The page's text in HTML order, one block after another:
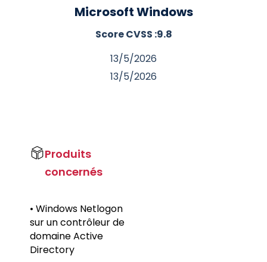
Microsoft Windows
Score CVSS :9.8
13/5/2026
13/5/2026
Produits
concernés
• Windows Netlogon
sur un contrôleur de
domaine Active
Directory